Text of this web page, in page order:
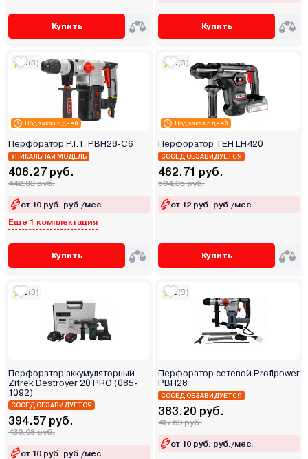
Купить Купить
Под заказ 5 дней
5(3)
Перфоратор P.I.T. PBH28-C6
УНИКАЛЬНАЯ МОДЕЛЬ
406.27 руб.
442.83 руб.
от 10 руб. руб./мес.
Еще 1 комплектация
Купить
Под заказ 5 дней
5(3)
Перфоратор TEH LH420
СОСЕД ОБЗАВИДУЕТСЯ
462.71 руб.
504.35 руб.
от 12 руб. руб./мес.
Купить
5(3)
Перфоратор аккумуляторный
Zitrek Destroyer 20 PRO (085-
1092)
СОСЕД ОБЗАВИДУЕТСЯ
394.57 руб.
430.08 руб.
от 10 руб. руб./мес.
5(3)
Перфоратор сетевой Profipower
PBH28
СОСЕД ОБЗАВИДУЕТСЯ
383.20 руб.
417.69 руб.
от 10 руб. руб./мес.